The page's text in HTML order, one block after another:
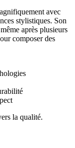
avec
stylistiques. Son
après plusieurs
composer des
la qualité.